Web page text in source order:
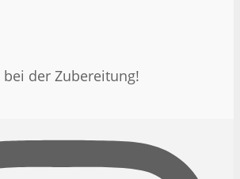
bei der Zubereitung!